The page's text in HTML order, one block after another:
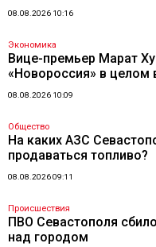
08.08.2026 10:16
Экономика
Вице-премьер Марат
«Новороссия» в целом
08.08.2026 10:09
Общество
На каких АЗС
продаваться топливо?
08.08.2026 09:11
Происшествия
ПВО Севастополя
над городом